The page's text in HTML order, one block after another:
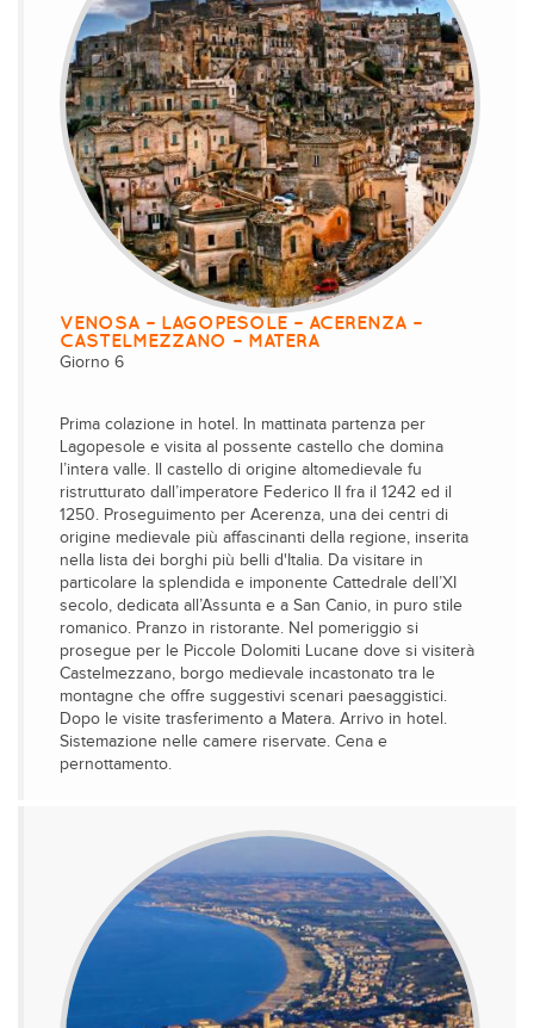
VENOSA – LAGOPESOLE – ACERENZA –
CASTELMEZZANO – MATERA
Giorno 6
Prima colazione in hotel. In mattinata partenza per
Lagopesole e visita al possente castello che domina
l’intera valle. Il castello di origine altomedievale fu
ristrutturato dall’imperatore Federico II fra il 1242 ed il
1250. Proseguimento per Acerenza, una dei centri di
origine medievale più affascinanti della regione, inserita
nella lista dei borghi più belli d'Italia. Da visitare in
particolare la splendida e imponente Cattedrale dell’XI
secolo, dedicata all’Assunta e a San Canio, in puro stile
romanico. Pranzo in ristorante. Nel pomeriggio si
prosegue per le Piccole Dolomiti Lucane dove si visiterà
Castelmezzano, borgo medievale incastonato tra le
montagne che offre suggestivi scenari paesaggistici.
Dopo le visite trasferimento a Matera. Arrivo in hotel.
Sistemazione nelle camere riservate. Cena e
pernottamento.